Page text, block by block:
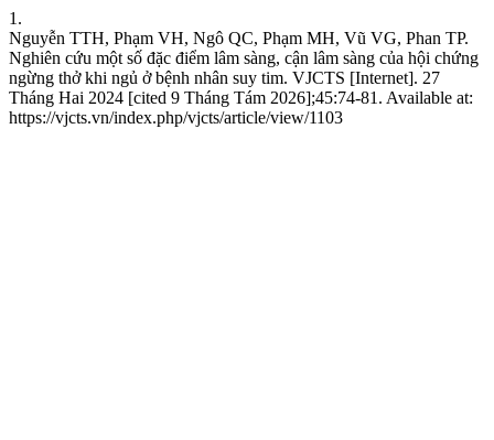
1.
Nguyễn TTH, Phạm VH, Ngô QC, Phạm MH, Vũ VG, Phan TP.
Nghiên cứu một số đặc điểm lâm sàng, cận lâm sàng của hội chứng
ngừng thở khi ngủ ở bệnh nhân suy tim. VJCTS [Internet]. 27
Tháng Hai 2024 [cited 9 Tháng Tám 2026];45:74-81. Available at:
https://vjcts.vn/index.php/vjcts/article/view/1103